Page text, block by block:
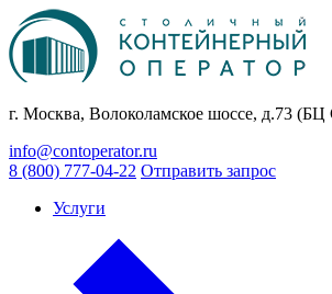
г. Москва, Волоколамское шоссе, д.73
info@contoperator.ru
8 (800) 777-04-22 Отправить запрос
Услуги